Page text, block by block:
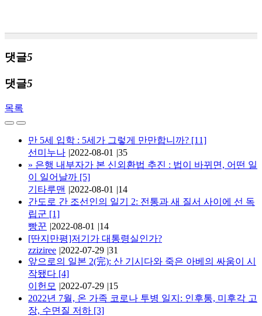
댓글5
댓글5
목록
만 5세 입학 : 5세가 그렇게 만만합니까? [11]
선미누나 |2022-08-01 |35
» 은행 내부자가 본 신외환법 추진 : 법이 바뀌면, 어떤 일
이 일어날까 [5]
기타루맨 |2022-08-01 |14
간도로 간 조선인의 일기 2: 전통과 새 질서 사이에 선 독
립군 [1]
빵꾼 |2022-08-01 |14
[딴지만평]저기가 대통령실인가?
zziziree |2022-07-29 |31
앞으로의 일본 2(完): 산 기시다와 죽은 아베의 싸움이 시
작됐다 [4]
이헌모 |2022-07-29 |15
2022년 7월, 온 가족 코로나 투병 일지: 인후통, 미후각 고
장, 수면질 저하 [3]